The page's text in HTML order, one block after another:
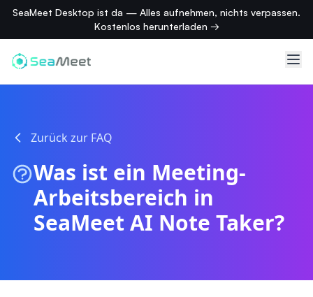
SeaMeet Desktop ist da — Alles aufnehmen, nichts verpassen.
Kostenlos herunterladen →
Zurück zur FAQ
Was ist ein Meeting-
Arbeitsbereich in
SeaMeet AI Note Taker?